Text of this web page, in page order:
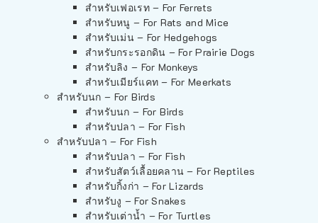
สำหรับเฟอเรท – For Ferrets
สำหรับหนู – For Rats and Mice
สำหรับเม่น – For Hedgehogs
สำหรับกระรอกดิน – For Prairie Dogs
สำหรับลิง – For Monkeys
สำหรับเมียร์แคท – For Meerkats
สำหรับนก – For Birds
สำหรับนก – For Birds
สำหรับปลา – For Fish
สำหรับปลา – For Fish
สำหรับปลา – For Fish
สำหรับสัตว์เลื้อยคลาน – For Reptiles
สำหรับกิ้งก่า – For Lizards
สำหรับงู – For Snakes
สำหรับเต่าน้ำ – For Turtles